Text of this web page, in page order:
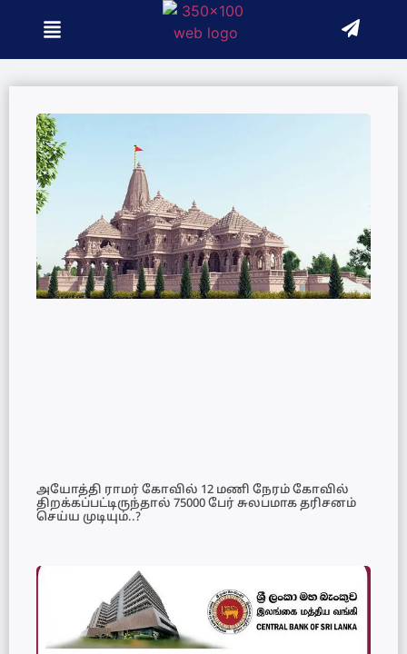
அயோத்தி ராமர் கோவில் 12 மணி நேரம் கோவில்
திறக்கப்பட்டிருந்தால் 75000 பேர் சுலபமாக தரிசனம்
செய்ய முடியும்..?